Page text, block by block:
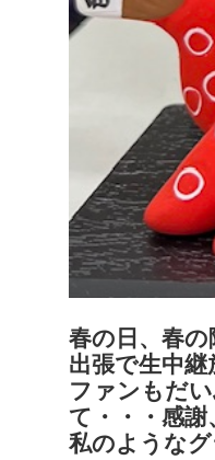
春の日、春
出張で生中継
ファンもだ
て・・・感謝
私のような